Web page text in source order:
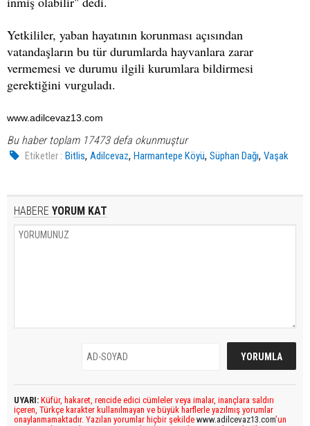
Yetkililer, yaban hayatının korunması açısından
vatandaşların bu tür durumlarda hayvanlara zarar
vermemesi ve durumu ilgili kurumlara bildirmesi
gerektiğini vurguladı.
www.adilcevaz13.com
Bu haber toplam 17473 defa okunmuştur
Etiketler : Bitlis,Adilcevaz,Harmantepe Köyü,Süphan Dağı,Vaşak
HABERE YORUM KAT
UYARI: Küfür, hakaret, rencide edici cümleler veya imalar, inançlara saldırı
içeren, Türkçe karakter kullanılmayan ve büyük harflerle yazılmış yorumlar
onaylanmamaktadır. Yazılan yorumlar hiçbir şekilde www.adilcevaz13.com’un